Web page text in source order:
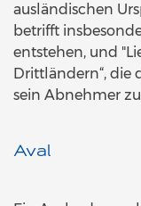
ausländischen
betrifft
entstehen, und
Drittländern“, die
sein Abnehmer
Aval